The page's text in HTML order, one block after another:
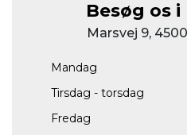
Besøg os
Marsvej 9,
Mandag
Tirsdag - torsdag
Fredag